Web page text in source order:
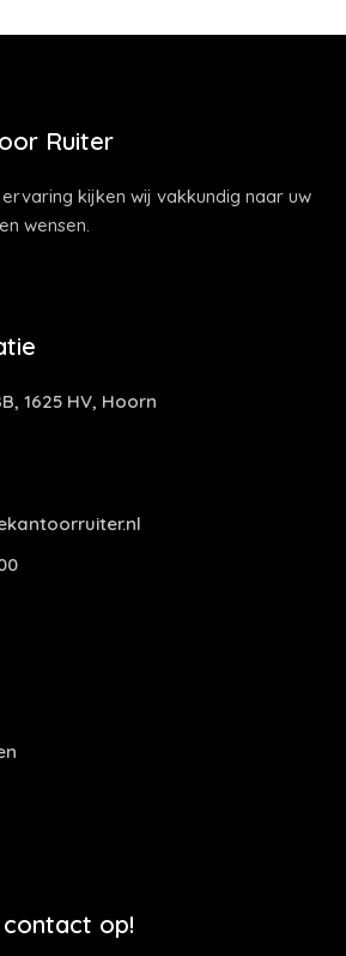
Ruiter
kijken wij vakkundig naar uw
wensen.
1625 HV, Hoorn
op!